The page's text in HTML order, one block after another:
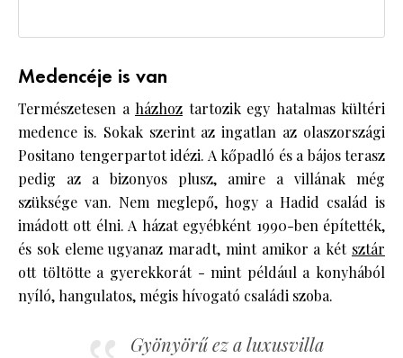
Medencéje is van
Természetesen a házhoz tartozik egy hatalmas kültéri
medence is. Sokak szerint az ingatlan az olaszországi
Positano tengerpartot idézi. A kőpadló és a bájos terasz
pedig az a bizonyos plusz, amire a villának még
szüksége van. Nem meglepő, hogy a Hadid család is
imádott ott élni. A házat egyébként 1990-ben építették,
és sok eleme ugyanaz maradt, mint amikor a két sztár
ott töltötte a gyerekkorát - mint például a konyhából
nyíló, hangulatos, mégis hívogató családi szoba.
Gyönyörű ez a luxusvilla